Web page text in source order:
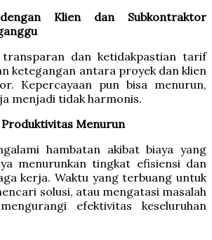
Klien dan Subkontraktor
dan ketidakpastian tarif
ketegangan antara proyek dan klien
Kepercayaan pun bisa menurun,
menjadi tidak harmonis.
Menurun
hambatan akibat biaya yang
menurunkan tingkat efisiensi dan
kerja. Waktu yang terbuang untuk
solusi, atau mengatasi masalah
efektivitas keseluruhan